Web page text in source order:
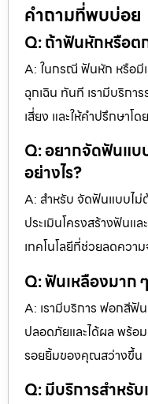
คำถามที่พบบ่อย
Q: ถ้าฟันหักหรือต
A: ในกรณี ฟันหัก หรือมี
ฉุกเฉิน ทันที เรามีบริกา
เสี่ยง และให้คำปรึกษาโ
Q: อยากจัดฟันแบ
อย่างไร?
A: สำหรับ จัดฟันแบบไ
ประเมินโครงสร้างฟันแล
เทคโนโลยีที่ช่วยลดควา
Q: ฟันเหลืองมาก
A: เรามีบริการ ฟอกสีฟั
ปลอดภัยและได้ผล พร้อ
รอยยิ้มของคุณสว่างขึ้น
Q: มีบริการสำหรับ